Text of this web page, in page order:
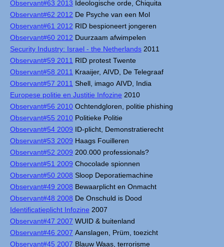
Observant#63 2013 Ideologische orde, Chiquita
Observant#62 2012 De Psyche van een Mol
Observant#61 2012 RID bespioneert jongeren
Observant#60 2012 Duurzaam afwimpelen
Security Industry: Israel - the Netherlands 2011
Observant#59 2011 RID protest Twente
Observant#58 2011 Kraaijer, AIVD, De Telegraaf
Observant#57 2011 Shell, imago AIVD, India
Europese politie en Justitie Infozine 2010
Observant#56 2010 Ochtendgloren, politie phishing
Observant#55 2010 Politieke Politie
Observant#54 2009 ID-plicht, Demonstratierecht
Observant#53 2009 Haags Fouilleren
Observant#52 2009 200.000 professionals?
Observant#51 2009 Chocolade spionnen
Observant#50 2008 Sloop Deporatiemachine
Observant#49 2008 Bewaarplicht en Onmacht
Observant#48 2008 De Onschuld is Dood
Identificatieplicht Infozine 2007
Observant#47 2007 WUID & buitenland
Observant#46 2007 Aanslagen, Prüm, toezicht
Observant#45 2007 Blauw Waas, terrorisme